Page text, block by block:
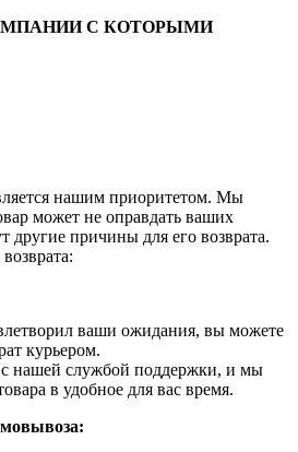
С КОТОРЫМИ
нашим приоритетом. Мы
может не оправдать ваших
другие причины для его возврата.
ваши ожидания, вы можете
курьером.
с нашей службой поддержки, и мы
в удобное для вас время.